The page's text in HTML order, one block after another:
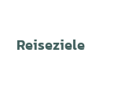
Reiseziele